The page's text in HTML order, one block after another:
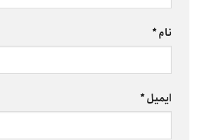
نام*
ایمیل*